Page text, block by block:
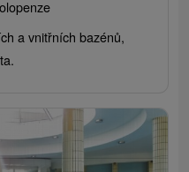
a vnitřních bazénů,